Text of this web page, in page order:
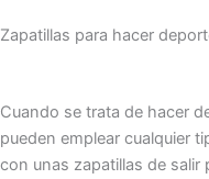
Zapatillas para hacer
Cuando se trata de hacer
pueden emplear cualquier
con unas zapatillas de salir